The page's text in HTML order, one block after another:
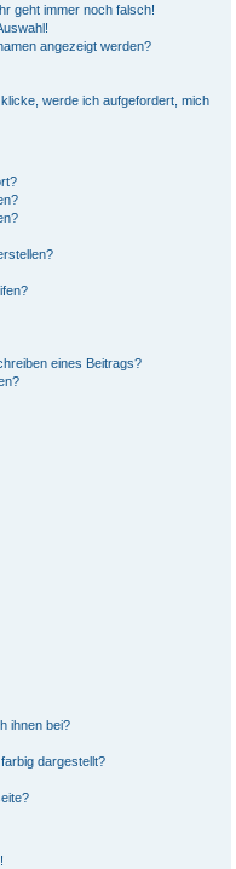
geht immer noch falsch!
angezeigt werden?
werde ich aufgefordert, mich
eines Beitrags?
ihnen bei?
dargestellt?